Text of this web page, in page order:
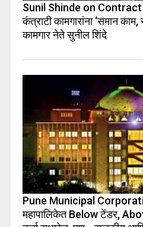
Sunil Shinde on Contract
कंत्राटी कामगारांना ‘समान
कामगार नेते सुनील शिंदे
Pune Municipal
महापालिकेत Below टेंडर,